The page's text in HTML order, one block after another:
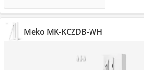
Meko MK-KCZDB-WH